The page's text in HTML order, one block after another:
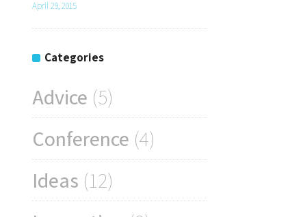
April 29, 2015
Categories
Advice (5)
Conference (4)
Ideas (12)